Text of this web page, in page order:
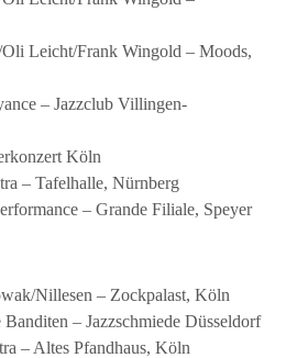
Leicht/Frank Wingold – Moods,
– Jazzclub Villingen-
Köln
– Tafelhalle, Nürnberg
– Grande Filiale, Speyer
Nillesen – Zockpalast, Köln
– Jazzschmiede Düsseldorf
– Altes Pfandhaus, Köln